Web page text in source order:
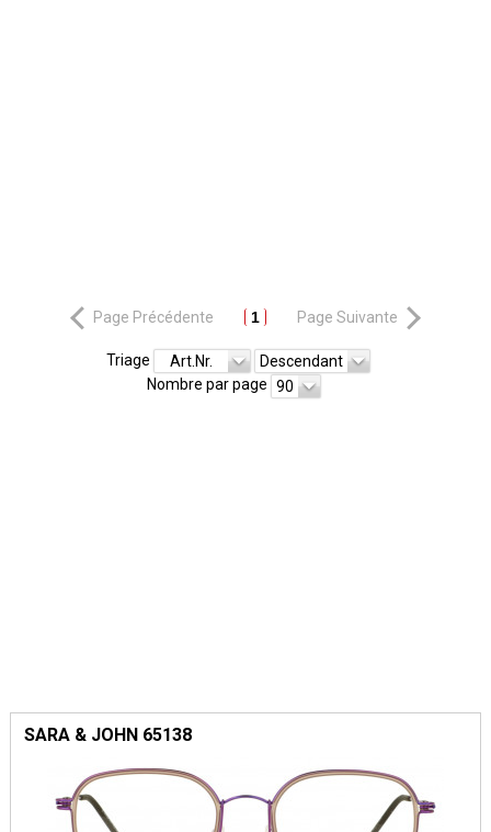
Page Précédente 1 Page Suivante
Triage Art.Nr.
Descendant
Nombre par page 90
SARA & JOHN 65138